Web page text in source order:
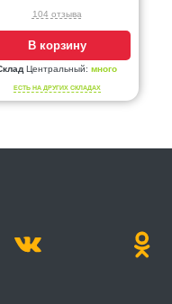
104 отзыва
В корзину
Центральный: много
ЕСТЬ НА ДРУГИХ СКЛАДАХ